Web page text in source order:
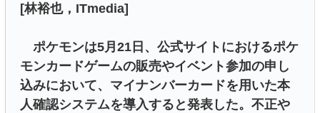
[林裕也，ITmedia]
ポケモンは5月21日、公式サイトにおけるポケ
モンカードゲームの販売やイベント参加の申し
込みにおいて、マイナンバーカードを用いた本
人確認システムを導入すると発表した。不正や